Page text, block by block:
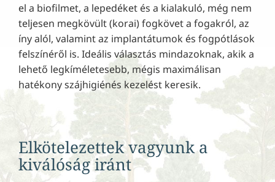
el a biofilmet, a lepedéket és a kialakuló, még nem
teljesen megkövült (korai) fogkövet a fogakról, az
íny alól, valamint az implantátumok és fogpótlások
felszínéről is. Ideális választás mindazoknak, akik a
lehető legkíméletesebb, mégis maximálisan
hatékony szájhigiénés kezelést keresik.
Elkötelezettek vagyunk a
kiválóság iránt